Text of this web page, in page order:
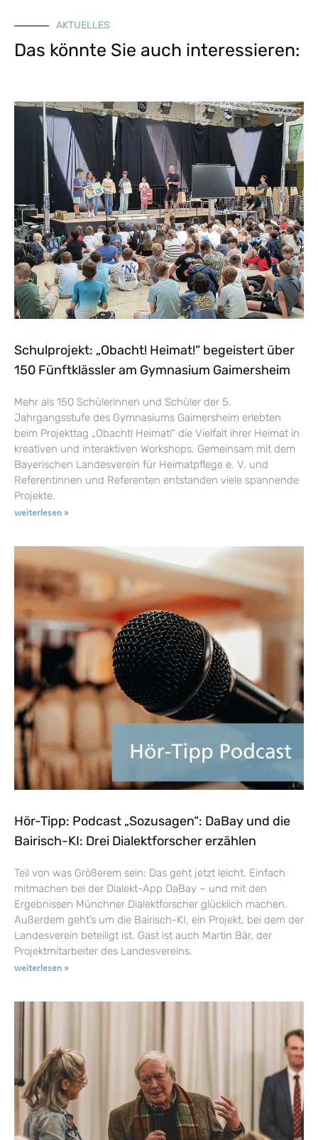
AKTUELLES
Das könnte Sie auch interessieren:
Schulprojekt: „Obacht! Heimat!“ begeistert über
150 Fünftklässler am Gymnasium Gaimersheim
Mehr als 150 Schülerinnen und Schüler der 5.
Jahrgangsstufe des Gymnasiums Gaimersheim erlebten
beim Projekttag „Obacht! Heimat!“ die Vielfalt ihrer Heimat in
kreativen und interaktiven Workshops. Gemeinsam mit dem
Bayerischen Landesverein für Heimatpflege e. V. und
Referentinnen und Referenten entstanden viele spannende
Projekte.
weiterlesen »
Hör-Tipp: Podcast „Sozusagen“: DaBay und die
Bairisch-KI: Drei Dialektforscher erzählen
Teil von was Größerem sein: Das geht jetzt leicht. Einfach
mitmachen bei der Dialekt-App DaBay – und mit den
Ergebnissen Münchner Dialektforscher glücklich machen.
Außerdem geht’s um die Bairisch-KI, ein Projekt, bei dem der
Landesverein beteiligt ist. Gast ist auch Martin Bär, der
Projektmitarbeiter des Landesvereins.
weiterlesen »